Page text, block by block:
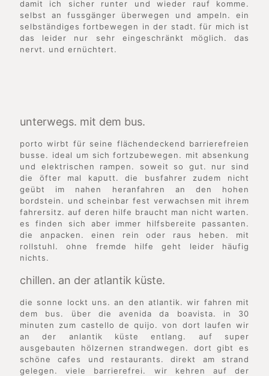
damit ich sicher runter und wieder rauf komme.
selbst an fussgänger überwegen und ampeln. ein
selbständiges fortbewegen in der stadt. für mich ist
das leider nur sehr eingeschränkt möglich. das
nervt. und ernüchtert.
unterwegs. mit dem bus.
porto wirbt für seine flächendeckend barrierefreien
busse. ideal um sich fortzubewegen. mit absenkung
und elektrischen rampen. soweit so gut. nur sind
die öfter mal kaputt. die busfahrer zudem nicht
geübt im nahen heranfahren an den hohen
bordstein. und scheinbar fest verwachsen mit ihrem
fahrersitz. auf deren hilfe braucht man nicht warten.
es finden sich aber immer hilfsbereite passanten.
die anpacken. einen rein oder raus heben. mit
rollstuhl. ohne fremde hilfe geht leider häufig
nichts.
chillen. an der atlantik küste.
die sonne lockt uns. an den atlantik. wir fahren mit
dem bus. über die avenida da boavista. in 30
minuten zum castello de quijo. von dort laufen wir
an der anlantik küste entlang. auf super
ausgebauten hölzernen strandwegen. dort gibt es
schöne cafes und restaurants. direkt am strand
gelegen. viele barrierefrei. wir kehren auf der